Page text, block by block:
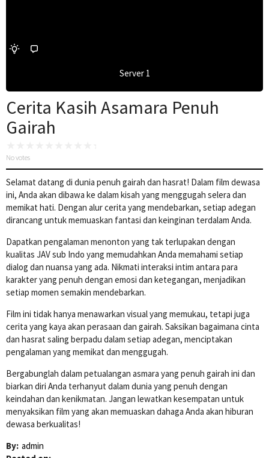
Server 1
Cerita Kasih Asamara Penuh
Gairah
No votes
Selamat datang di dunia penuh gairah dan hasrat! Dalam film dewasa
ini, Anda akan dibawa ke dalam kisah yang menggugah selera dan
memikat hati. Dengan alur cerita yang mendebarkan, setiap adegan
dirancang untuk memuaskan fantasi dan keinginan terdalam Anda.
Dapatkan pengalaman menonton yang tak terlupakan dengan
kualitas JAV sub Indo yang memudahkan Anda memahami setiap
dialog dan nuansa yang ada. Nikmati interaksi intim antara para
karakter yang penuh dengan emosi dan ketegangan, menjadikan
setiap momen semakin mendebarkan.
Film ini tidak hanya menawarkan visual yang memukau, tetapi juga
cerita yang kaya akan perasaan dan gairah. Saksikan bagaimana cinta
dan hasrat saling berpadu dalam setiap adegan, menciptakan
pengalaman yang memikat dan menggugah.
Bergabunglah dalam petualangan asmara yang penuh gairah ini dan
biarkan diri Anda terhanyut dalam dunia yang penuh dengan
keindahan dan kenikmatan. Jangan lewatkan kesempatan untuk
menyaksikan film yang akan memuaskan dahaga Anda akan hiburan
dewasa berkualitas!
By: admin